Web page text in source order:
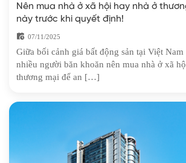
Nên mua nhà ở xã hội hay nhà ở
này trước khi quyết định!
07/11/2025
Giữa bối cảnh giá bất động sản tại Việt Nam
nhiều người băn khoăn nên mua nhà ở xã
thương mại để an […]